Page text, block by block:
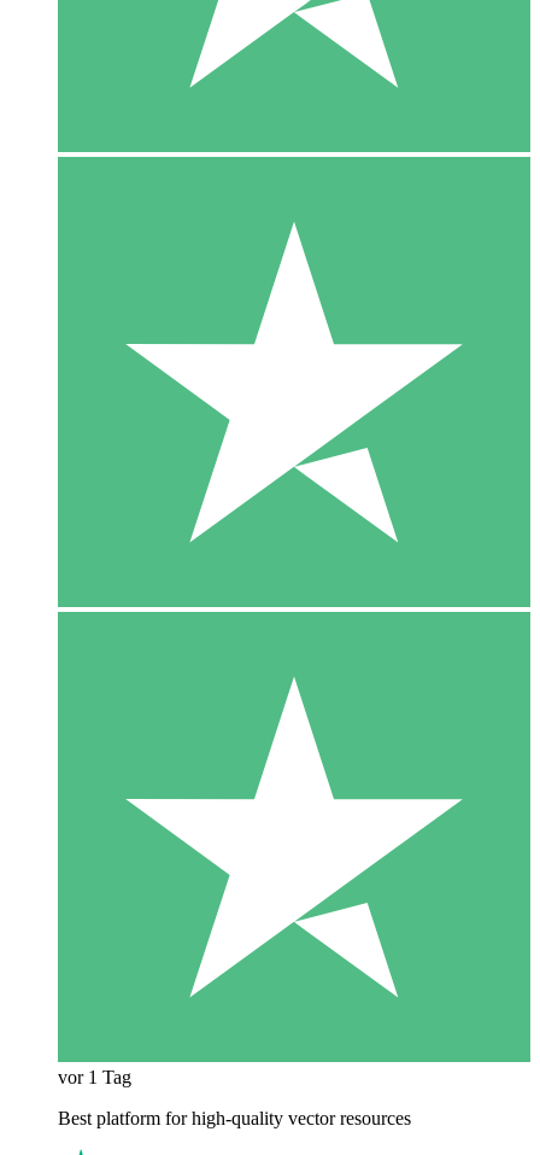
vor 1 Tag
Best platform for high-quality vector resources